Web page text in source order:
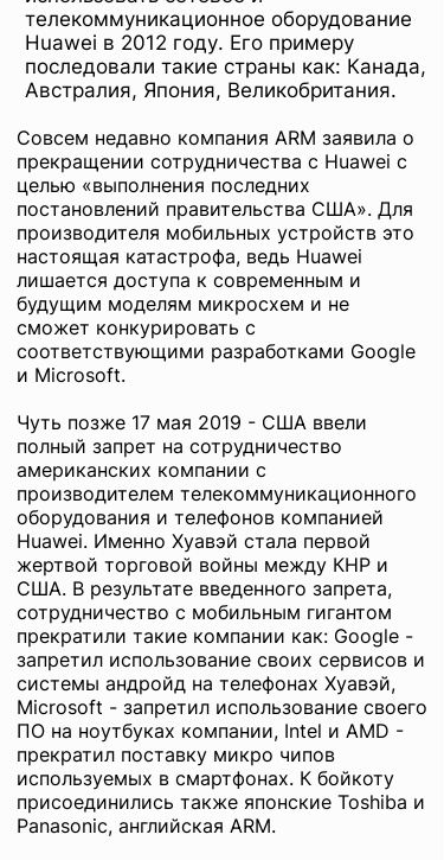
телекоммуникационное оборудование
Huawei в 2012 году. Его примеру
последовали такие страны как: Канада,
Австралия, Япония, Великобритания.
Совсем недавно компания ARM заявила о
прекращении сотрудничества с Huawei с
целью «выполнения последних
постановлений правительства США». Для
производителя мобильных устройств это
настоящая катастрофа, ведь Huawei
лишается доступа к современным и
будущим моделям микросхем и не
сможет конкурировать с
соответствующими разработками Google
и Microsoft.
Чуть позже 17 мая 2019 - США ввели
полный запрет на сотрудничество
американских компании с
производителем телекоммуникационного
оборудования и телефонов компанией
Huawei. Именно Хуавэй стала первой
жертвой торговой войны между КНР и
США. В результате введенного запрета,
сотрудничество с мобильным гигантом
прекратили такие компании как: Google -
запретил использование своих сервисов и
системы андройд на телефонах Хуавэй,
Microsoft - запретил использование своего
ПО на ноутбуках компании, Intel и AMD -
прекратил поставку микро чипов
используемых в смартфонах. К бойкоту
присоединились также японские Toshiba и
Panasonic, английская ARM.